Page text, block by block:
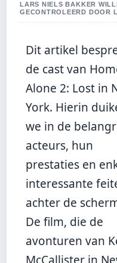
LARS NIELS BAKKER
GECONTROLEERD DOOR
Dit artikel
de cast van
Alone 2: Lost in
York. Hierin
we in de
acteurs, hun
prestaties en
interessante
achter de
De film, die de
avonturen van